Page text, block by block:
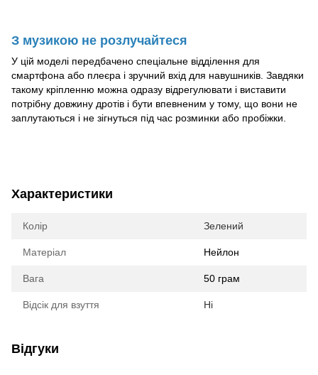
З музикою не розлучайтеся
У цій моделі передбачено спеціальне відділення для
смартфона або плеєра і зручний вхід для навушників. Завдяки
такому кріпленню можна одразу відрегулювати і виставити
потрібну довжину дротів і бути впевненим у тому, що вони не
заплутаються і не зігнуться під час розминки або пробіжки.
Характеристики
Колір Зелений
Матеріал Нейлон
Вага 50 грам
Відсік для взуття Ні
Відгуки